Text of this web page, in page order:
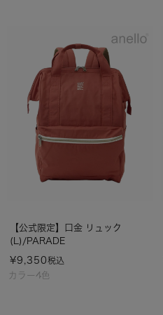
カラー4色
【公式限定】口金 リュック
(L)/PARADE
¥9,350税込